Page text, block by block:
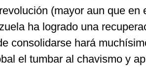
(mayor aun que en
ha logrado una
consolidarse hará
el tumbar al chavismo y